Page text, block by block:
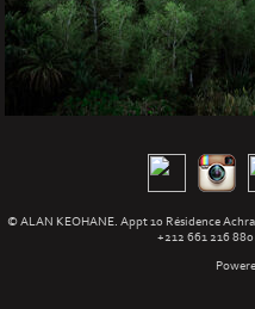
© ALAN KEOHANE. Appt 10 Résidence
+212 661 216 880